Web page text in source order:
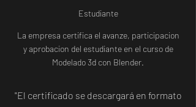
Estudiante
La empresa certifica el avanze, participacion
y aprobacion del estudiante en el curso de
Modelado 3d con Blender.
"El certificado se descargará en formato